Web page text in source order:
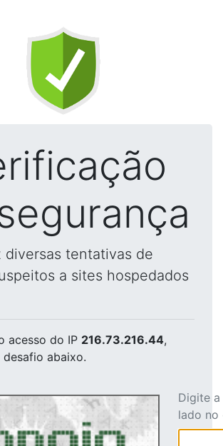
diversas tentativas de
a sites hospedados
acesso do IP 216.73.216.44,
abaixo.
Digite
lado no